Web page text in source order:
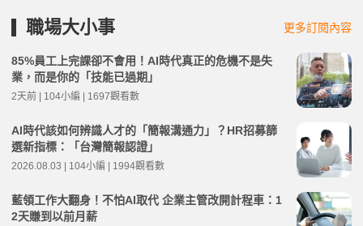
職場大小事 更多訂閱內容
85%員工上完課卻不會用！AI時代真正的危機不是失
業，而是你的「技能已過期」
2天前 | 104小編 | 1697觀看數
AI時代該如何辨識人才的「簡報溝通力」？HR招募篩
選新指標：「台灣簡報認證」
2026.08.03 | 104小編 | 1994觀看數
藍領工作大翻身！不怕AI取代 企業主管改開計程車：1
2天賺到以前月薪